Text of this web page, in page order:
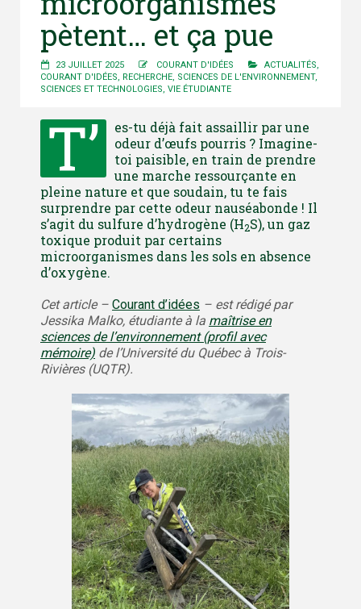
pètent… et ça pue
23 JUILLET 2025 COURANT D'IDÉES ACTUALITÉS
COURANT D'IDÉES
RECHERCHE SCIENCES DE L'ENVIRONNEMENT,
SCIENCES ET TECHNOLOGIES VIE ÉTUDIANTE
T’
es-tu déjà fait assaillir par une
odeur d’œufs pourris ? Imagine-
toi paisible, en train de prendre
une marche ressourçante en
pleine nature et que soudain, tu te fais
surprendre par cette odeur nauséabonde ! Il
s’agit du sulfure d’hydrogène (H2S), un gaz
toxique produit par certains
microorganismes dans les sols en absence
d’oxygène.
Cet article – Courant d’idées – est rédigé par
Jessika Malko, étudiante à la maîtrise en
sciences de l’environnement (profil avec
mémoire) de l’Université du Québec à Trois-
Rivières (UQTR).